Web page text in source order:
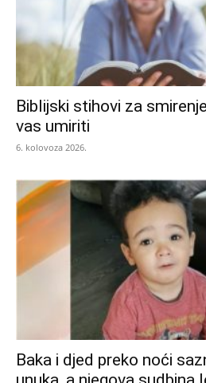
Biblijski stihovi za
vas umiriti
6. kolovoza 2026.
Baka i djed preko noći